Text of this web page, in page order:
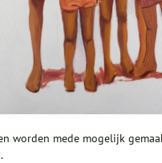
worden mede mogelijk